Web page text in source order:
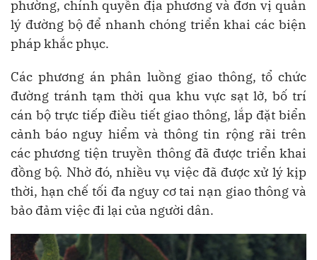
phường, chính quyền địa phương và đơn vị quản
lý đường bộ để nhanh chóng triển khai các biện
pháp khắc phục.
Các phương án phân luồng giao thông, tổ chức
đường tránh tạm thời qua khu vực sạt lở, bố trí
cán bộ trực tiếp điều tiết giao thông, lắp đặt biển
cảnh báo nguy hiểm và thông tin rộng rãi trên
các phương tiện truyền thông đã được triển khai
đồng bộ. Nhờ đó, nhiều vụ việc đã được xử lý kịp
thời, hạn chế tối đa nguy cơ tai nạn giao thông và
bảo đảm việc đi lại của người dân.